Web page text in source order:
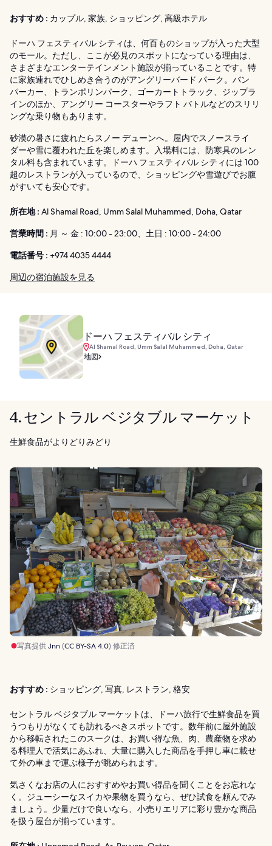
おすすめ : カップル, 家族, ショッピング, 高級ホテル
ドーハ フェスティバル シティは、何百ものショップが入った大型
のモール。ただし、ここが必見のスポットになっている理由は、
さまざまなエンターテインメント施設が揃っていることです。特
に家族連れでひしめき合うのがアングリーバード パーク。バン
パーカー、トランポリンパーク、ゴーカートトラック、ジップラ
インのほか、アングリー コースターやラフト バトルなどのスリリ
ングな乗り物もあります。
砂漠の暑さに疲れたらスノー デューンへ。屋内でスノースライ
ダーや雪に覆われた丘を楽しめます。入場料には、防寒具のレン
タル料も含まれています。ドーハ フェスティバル シティには 100
超のレストランが入っているので、ショッピングや雪遊びでお腹
がすいても安心です。
所在地 : Al Shamal Road, Umm Salal Muhammed, Doha, Qatar
営業時間 : 月 ～ 金 : 10:00 - 23:00、土日 : 10:00 - 24:00
電話番号 : +974 4035 4444
周辺の宿泊施設を見る
ドーハ フェスティバル シティ
Al Shamal Road, Umm Salal Muhammed, Doha, Qatar
地図
4. セントラル ベジタブル マーケット
生鮮食品がよりどりみどり
写真提供Jnn(CC BY-SA 4.0) 修正済
おすすめ : ショッピング, 写真, レストラン, 格安
セントラル ベジタブル マーケットは、ドーハ旅行で生鮮食品を買
うつもりがなくても訪れるべきスポットです。数年前に屋外施設
から移転されたこのスークは、お買い得な魚、肉、農産物を求め
る料理人で活気にあふれ、大量に購入した商品を手押し車に載せ
て外の車まで運ぶ様子が眺められます。
気さくなお店の人におすすめやお買い得品を聞くことをお忘れな
く。ジューシーなスイカや果物を買うなら、ぜひ試食を頼んでみ
ましょう。少量だけで良いなら、小売りエリアに彩り豊かな商品
を扱う屋台が揃っています。